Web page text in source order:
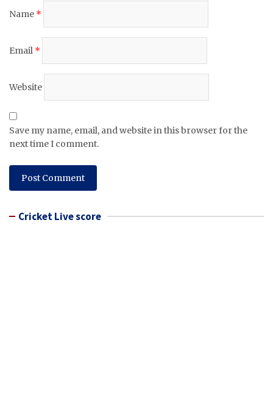
Name *
Email *
Website
Save my name, email, and website in this browser for the
next time I comment.
Cricket Live score